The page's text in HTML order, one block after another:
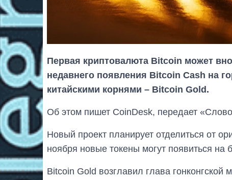
Первая криптовалюта Bitcoin может
недавнего появления Bitcoin Cash на
китайскими корнями – Bitcoin Gold.
Об этом пишет CoinDesk, передает
Новый проект планирует отделиться от
ноября новые токены могут появиться на
Bitcoin Gold возглавил глава